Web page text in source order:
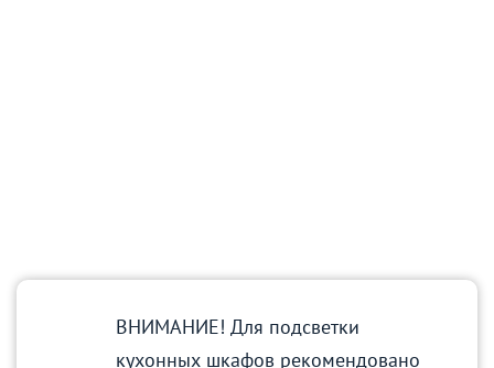
ВНИМАНИЕ! Для подсветки
кухонных шкафов рекомендовано